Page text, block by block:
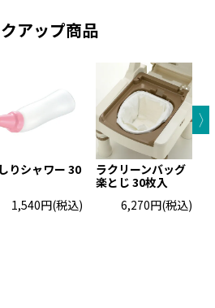
アップ商品
りシャワー 30
1,540円(税込)
ラクリーンバッグ
楽とじ 30枚入
6,270円(税込)